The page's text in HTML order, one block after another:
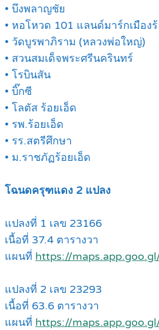
• บึงพลาญชัย
• หอโหวด 101 แลนด์มาร์กเมือง
• วัดบูรพาภิราม (หลวงพ่อใหญ่)
• สวนสมเด็จพระศรีนครินทร์
• โรบินสัน
• บิ๊กซี
• โลตัส ร้อยเอ็ด
• รพ.ร้อยเอ็ด
• รร.สตรีศึกษา
• ม.ราชภัฏร้อยเอ็ด
โฉนดครุฑแดง 2 แปลง
แปลงที่ 1 เลข 23166
เนื้อที่ 37.4 ตารางวา
แผนที่ https://
แปลงที่ 2 เลข 23293
เนื้อที่ 63.6 ตารางวา
แผนที่ https://